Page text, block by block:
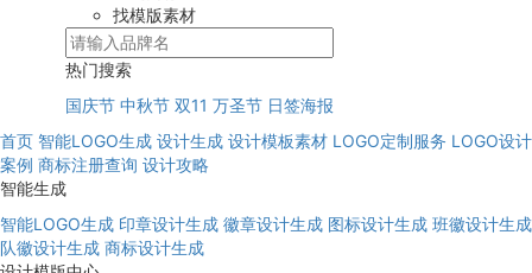
找模版素材
热门搜索
国庆节 中秋节 双11 万圣节 日签海报
首页 智能LOGO生成 设计生成 设计模板素材 LOGO定制服务 LOGO设计
案例 商标注册查询 设计攻略
智能生成
智能LOGO生成 印章设计生成 徽章设计生成 图标设计生成 班徽设计生成
队徽设计生成 商标设计生成